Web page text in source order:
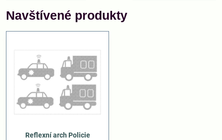
Navštívené produkty
Reflexní arch Policie